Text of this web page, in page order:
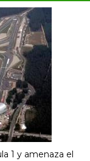
1 y amenaza el